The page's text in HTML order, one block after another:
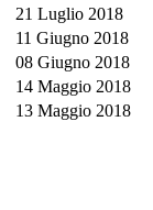
21 Luglio 2018
11 Giugno 2018
08 Giugno 2018
14 Maggio 2018
13 Maggio 2018